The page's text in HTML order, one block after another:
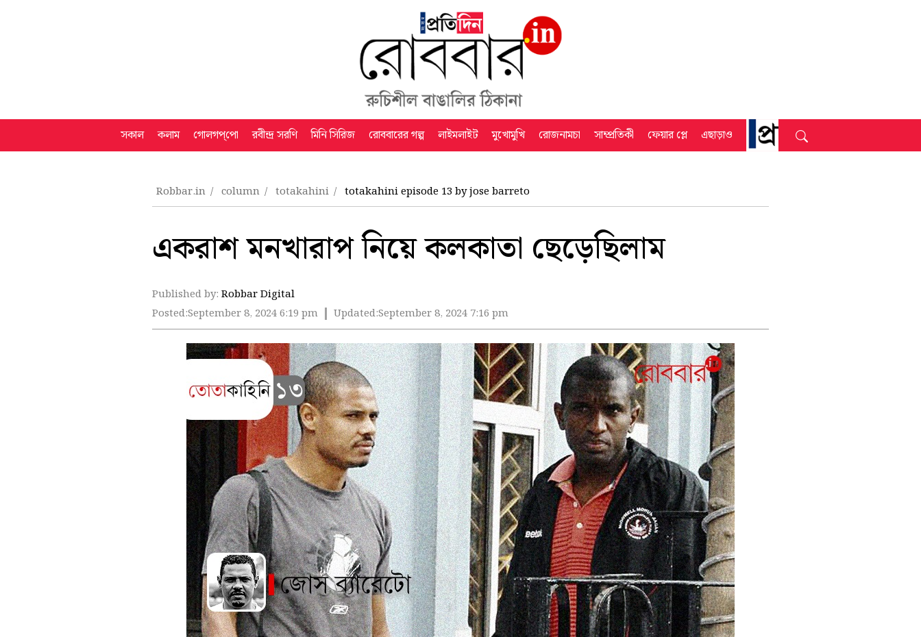
সকাল কলাম গোলগপ্‌পো রবীন্দ্র সরণি মিনি সিরিজ রোববারের গল্প লাইমলাইট মুখোমুখি রোজনামচা সাম্প্রতিকী ফেয়ার প্লে এছাড়াও
Robbar.in column totakahini totakahini episode 13 by jose barreto
একরাশ মনখারাপ নিয়ে কলকাতা ছেড়েছিলাম
Published by: Robbar Digital
Posted:September 8, 2024 6:19 pm Updated:September 8, 2024 7:16 pm